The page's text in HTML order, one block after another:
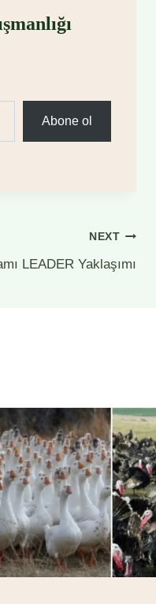
Abone ol
NEXT
LEADER Yaklaşımı